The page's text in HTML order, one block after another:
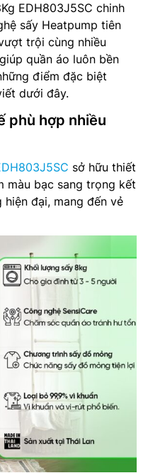
EDH803J5SC chinh
sấy Heatpump tiên
trội cùng nhiều
quần áo luôn bền
điểm đặc biệt
dưới đây.
phù hợp nhiều
sở hữu thiết
màu bạc sang trọng kết
đại, mang đến vẻ